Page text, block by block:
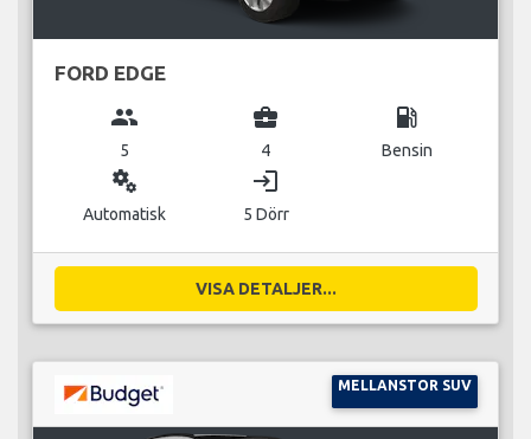
FORD EDGE
group
5
business_center
4
local_gas_station
Bensin
miscellaneous_services
Automatisk
login
5 Dörr
VISA DETALJER...
MELLANSTOR SUV